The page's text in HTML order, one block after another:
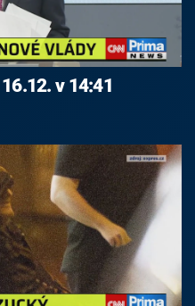
v 14:41